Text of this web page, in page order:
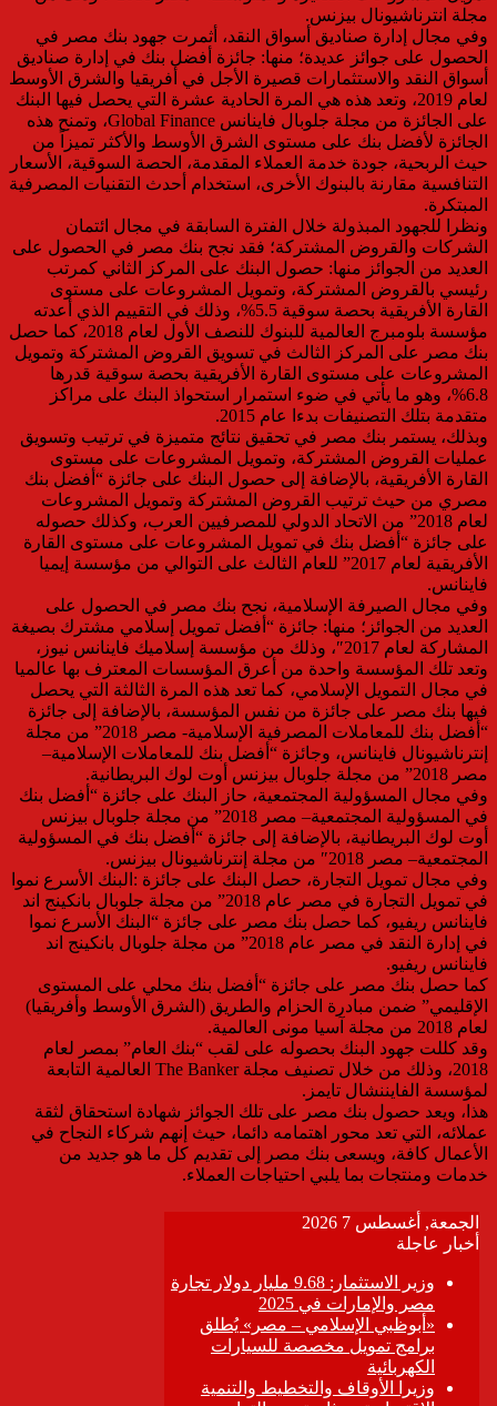
مجلة انترناشيونال بيزنس.
وفي مجال إدارة صناديق أسواق النقد، أثمرت جهود بنك مصر في
الحصول على جوائز عديدة؛ منها: جائزة أفضل بنك في إدارة صناديق
أسواق النقد والاستثمارات قصيرة الأجل في أفريقيا والشرق الأوسط
لعام 2019، وتعد هذه هي المرة الحادية عشرة التي يحصل فيها البنك
على الجائزة من مجلة جلوبال فاينانس Global Finance، وتمنح هذه
الجائزة لأفضل بنك على مستوى الشرق الأوسط والأكثر تميزاً من
حيث الربحية، جودة خدمة العملاء المقدمة، الحصة السوقية، الأسعار
التنافسية مقارنة بالبنوك الأخرى، استخدام أحدث التقنيات المصرفية
المبتكرة.
ونظرا للجهود المبذولة خلال الفترة السابقة في مجال ائتمان
الشركات والقروض المشتركة؛ فقد نجح بنك مصر في الحصول على
العديد من الجوائز منها: حصول البنك على المركز الثاني كمرتب
رئيسي بالقروض المشتركة، وتمويل المشروعات على مستوى
القارة الأفريقية بحصة سوقية 5.5%، وذلك في التقييم الذي أعدته
مؤسسة بلومبرج العالمية للبنوك للنصف الأول لعام 2018، كما حصل
بنك مصر على المركز الثالث في تسويق القروض المشتركة وتمويل
المشروعات على مستوى القارة الأفريقية بحصة سوقية قدرها
6.8%، وهو ما يأتي في ضوء استمرار استحواذ البنك على مراكز
متقدمة بتلك التصنيفات بدءا عام 2015.
وبذلك، يستمر بنك مصر في تحقيق نتائج متميزة في ترتيب وتسويق
عمليات القروض المشتركة، وتمويل المشروعات على مستوى
القارة الأفريقية، بالإضافة إلى حصول البنك على جائزة “أفضل بنك
مصري من حيث ترتيب القروض المشتركة وتمويل المشروعات
لعام 2018” من الاتحاد الدولي للمصرفيين العرب، وكذلك حصوله
على جائزة “أفضل بنك في تمويل المشروعات على مستوى القارة
الأفريقية لعام 2017” للعام الثالث على التوالي من مؤسسة إيميا
فاينانس.
وفي مجال الصيرفة الإسلامية، نجح بنك مصر في الحصول على
العديد من الجوائز؛ منها: جائزة “أفضل تمويل إسلامي مشترك بصيغة
المشاركة لعام 2017″، وذلك من مؤسسة إسلاميك فاينانس نيوز،
وتعد تلك المؤسسة واحدة من أعرق المؤسسات المعترف بها عالميا
في مجال التمويل الإسلامي، كما تعد هذه المرة الثالثة التي يحصل
فيها بنك مصر على جائزة من نفس المؤسسة، بالإضافة إلى جائزة
“أفضل بنك للمعاملات المصرفية الإسلامية- مصر 2018” من مجلة
إنترناشيونال فاينانس، وجائزة “أفضل بنك للمعاملات الإسلامية–
مصر 2018” من مجلة جلوبال بيزنس أوت لوك البريطانية.
وفي مجال المسؤولية المجتمعية، حاز البنك على جائزة “أفضل بنك
في المسؤولية المجتمعية– مصر 2018” من مجلة جلوبال بيزنس
أوت لوك البريطانية، بالإضافة إلى جائزة “أفضل بنك في المسؤولية
المجتمعية– مصر 2018″ من مجلة إنترناشيونال بيزنس.
وفي مجال تمويل التجارة، حصل البنك على جائزة :البنك الأسرع نموا
في تمويل التجارة في مصر عام 2018” من مجلة جلوبال بانكينج اند
فاينانس ريفيو، كما حصل بنك مصر على جائزة “البنك الأسرع نموا
في إدارة النقد في مصر عام 2018” من مجلة جلوبال بانكينج اند
فاينانس ريفيو.
كما حصل بنك مصر على جائزة “أفضل بنك محلي على المستوى
الإقليمي” ضمن مبادرة الحزام والطريق (الشرق الأوسط وأفريقيا)
لعام 2018 من مجلة آسيا مونى العالمية.
وقد كللت جهود البنك بحصوله على لقب “بنك العام” بمصر لعام
2018، وذلك من خلال تصنيف مجلة The Banker العالمية التابعة
لمؤسسة الفايننشال تايمز.
هذا، ويعد حصول بنك مصر على تلك الجوائز شهادة استحقاق لثقة
عملائه، التي تعد محور اهتمامه دائما، حيث إنهم شركاء النجاح في
الأعمال كافة، ويسعى بنك مصر إلى تقديم كل ما هو جديد من
خدمات ومنتجات بما يلبي احتياجات العملاء.